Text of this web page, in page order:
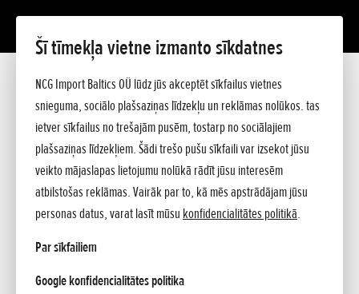
Šī tīmekļa vietne izmanto sīkdatnes
NCG Import Baltics OÜ lūdz jūs akceptēt sīkfailus vietnes
snieguma, sociālo plašsaziņas līdzekļu un reklāmas nolūkos. tas
ietver sīkfailus no trešajām pusēm, tostarp no sociālajiem
plašsaziņas līdzekļiem. Šādi trešo pušu sīkfaili var izsekot jūsu
veikto mājaslapas lietojumu nolūkā rādīt jūsu interesēm
atbilstošas reklāmas. Vairāk par to, kā mēs apstrādājam jūsu
personas datus, varat lasīt mūsu konfidencialitātes politikā.
Par sīkfailiem
Google konfidencialitātes politikaopens in a new tab
Pievienots 23.05.2024
Miimo - INTELIĢENTAS DZĪVES PAZĪME